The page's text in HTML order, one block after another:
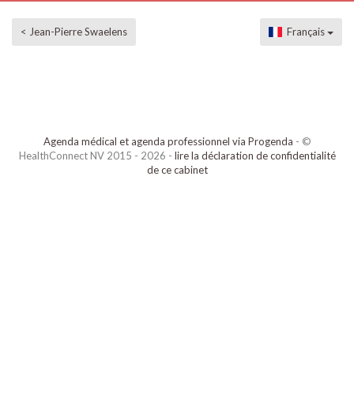
< Jean-Pierre Swaelens Français
Agenda médical et agenda professionnel via Progenda - ©
HealthConnect NV 2015 - 2026 - lire la déclaration de confidentialité
de ce cabinet